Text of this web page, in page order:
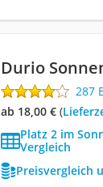
Durio
287
ab 18,00 €(
Platz 2 im
Vergleich
Preisvergleich